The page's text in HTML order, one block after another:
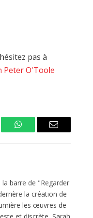
pas à
Peter O'Toole
WhatsAppEmail
barre de "Regarder
la création de
les œuvres de